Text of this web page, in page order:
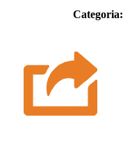
Categoria: